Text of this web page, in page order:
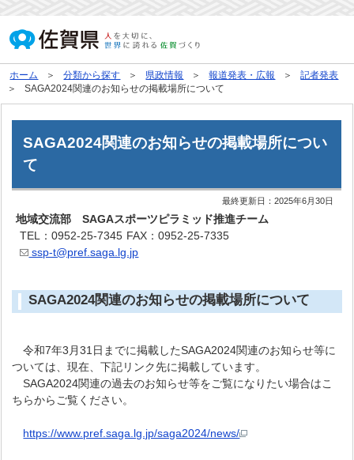
ホーム 分類から探す 県政情報 報道発表・広報
記者発表
SAGA2024関連のお知らせの掲載場所について
SAGA2024関連のお知らせの掲載場所につい
て
最終更新日：2025年6月30日
地域交流部 SAGAスポーツピラミッド推進チーム
TEL：0952-25-7345 FAX：0952-25-7335
ssp-t@pref.saga.lg.jp
SAGA2024関連のお知らせの掲載場所について
令和7年3月31日までに掲載したSAGA2024関連のお知らせ等に
ついては、現在、下記リンク先に掲載しています。
SAGA2024関連の過去のお知らせ等をご覧になりたい場合はこ
ちらからご覧ください。
https://www.pref.saga.lg.jp/saga2024/news/